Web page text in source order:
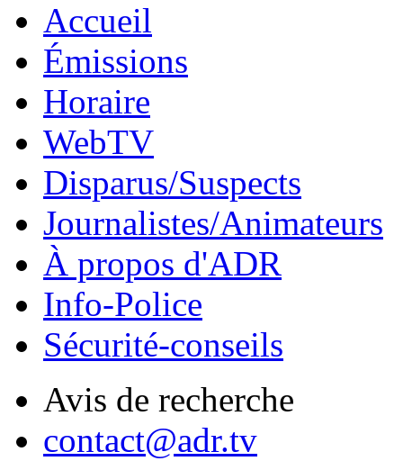
Accueil
Émissions
Horaire
WebTV
Disparus/Suspects
Journalistes/Animateurs
À propos d'ADR
Info-Police
Sécurité-conseils
Avis de recherche
contact@adr.tv